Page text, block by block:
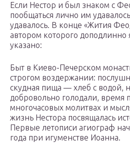
Если Нестор и был знаком с
пообщаться лично им
удавалось. В конце «Жития
автором которого доподлинно
указано:
Быт в Киево-Печерском
строгом воздержании:
скудная пища — хлеб с водой,
добровольно голодали, время
многочасовых молитвах и
жизнь Нестора посвящалась
Первые летописи агиограф
года при игуменстве Иоанна.